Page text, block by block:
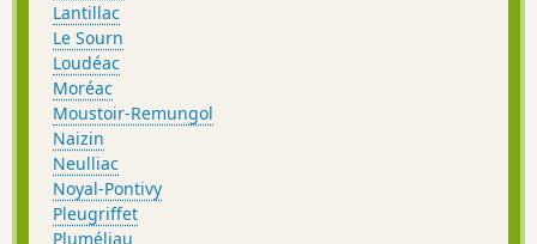
Lantillac
Le Sourn
Loudéac
Moréac
Moustoir-Remungol
Naizin
Neulliac
Noyal-Pontivy
Pleugriffet
Pluméliau